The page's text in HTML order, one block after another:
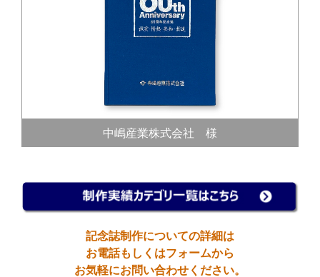
中嶋産業株式会社 様
記念誌制作についての詳細は
お電話もしくはフォームから
お気軽にお問い合わせください。